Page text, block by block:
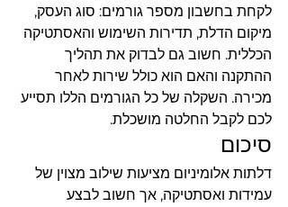
לקחת בחשבון מספר גורמים: סוג העסק,
מיקום הדלת, תדירות השימוש והאסתטיקה
הכללית. חשוב גם לבדוק את תהליך
ההתקנה והאם הוא כולל שירות לאחר
מכירה. השקלה של כל הגורמים הללו תסייע
לכם לקבל החלטה מושכלת.
סיכום
דלתות אלומיניום מציעות שילוב מצוין של
עמידות ואסתטיקה, אך חשוב לבצע